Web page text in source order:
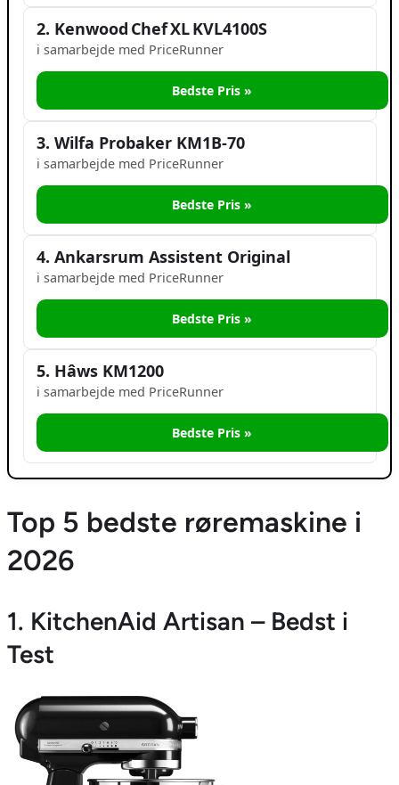
2. Kenwood Chef XL KVL4100S
i samarbejde med PriceRunner
Bedste Pris »
3. Wilfa Probaker KM1B‑70
i samarbejde med PriceRunner
Bedste Pris »
4. Ankarsrum Assistent Original
i samarbejde med PriceRunner
Bedste Pris »
5. Hâws KM1200
i samarbejde med PriceRunner
Bedste Pris »
Top 5 bedste røremaskine i
2026
1. KitchenAid Artisan – Bedst i
Test